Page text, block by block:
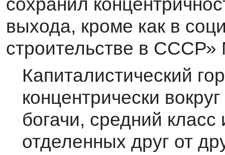
выхода, кроме как в
строительстве в
Капиталистический
концентрически
богачи, средний
отде­ленных друг от